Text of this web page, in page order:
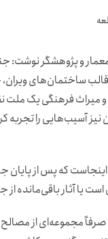
و پژوهشگر نوشت:
قالب ساختمان‌های
و میراث فرهنگی یک
نیز آسیب‌هایی را
که پس از پایان
یا آثار باقی‌مانده
صرفاً مجموعه‌ای از